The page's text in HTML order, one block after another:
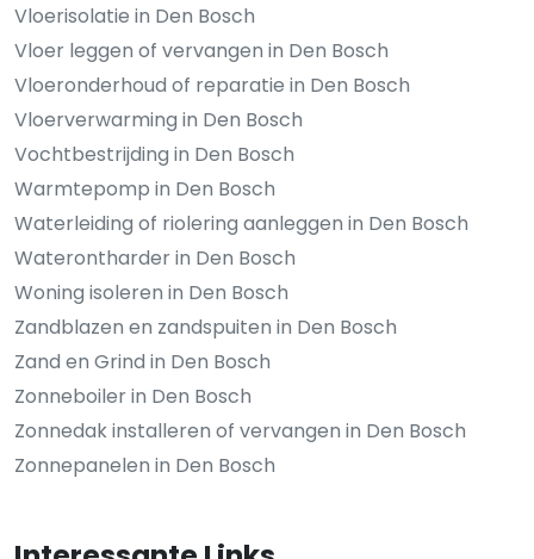
Vloerisolatie in Den Bosch
Vloer leggen of vervangen in Den Bosch
Vloeronderhoud of reparatie in Den Bosch
Vloerverwarming in Den Bosch
Vochtbestrijding in Den Bosch
Warmtepomp in Den Bosch
Waterleiding of riolering aanleggen in Den Bosch
Waterontharder in Den Bosch
Woning isoleren in Den Bosch
Zandblazen en zandspuiten in Den Bosch
Zand en Grind in Den Bosch
Zonneboiler in Den Bosch
Zonnedak installeren of vervangen in Den Bosch
Zonnepanelen in Den Bosch